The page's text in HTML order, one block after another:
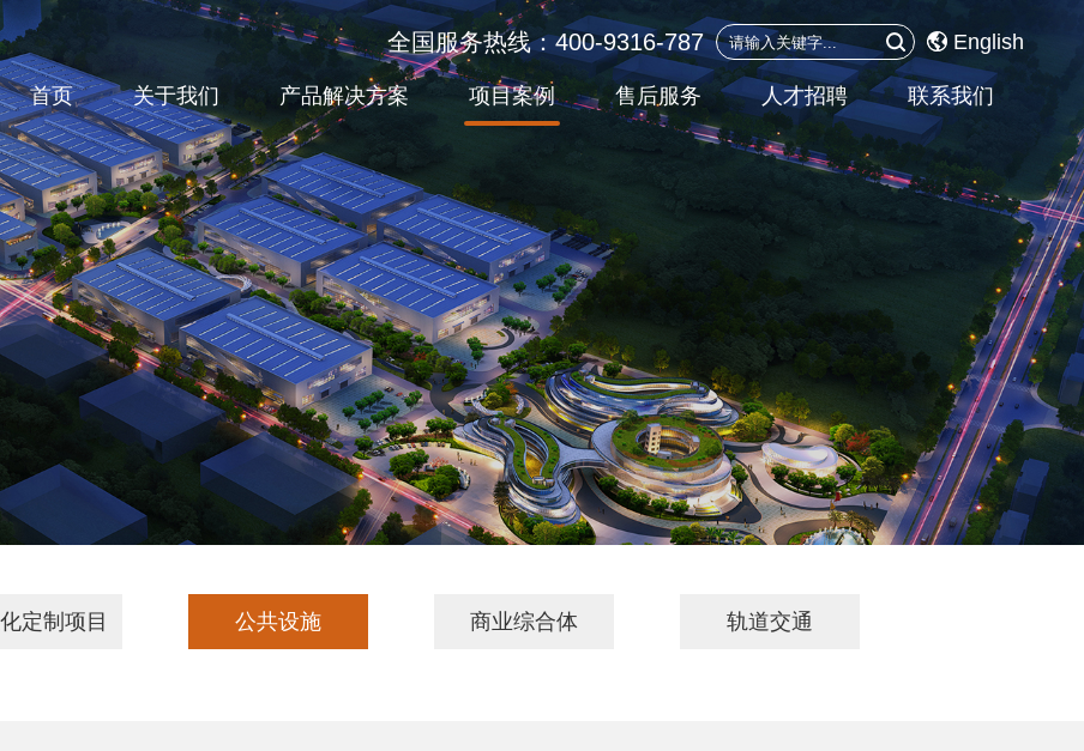
首页 关于我们 产品解决方案 项目案例 售后服务 人才招聘 联系我们
全国服务热线：400-9316-787 English
定制项目 公共设施 商业综合体 轨道交通